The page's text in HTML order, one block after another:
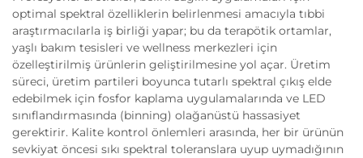
optimal spektral özelliklerin belirlenmesi amacıyla tıbbi
araştırmacılarla iş birliği yapar; bu da terapötik ortamlar,
yaşlı bakım tesisleri ve wellness merkezleri için
özelleştirilmiş ürünlerin geliştirilmesine yol açar. Üretim
süreci, üretim partileri boyunca tutarlı spektral çıkış elde
edebilmek için fosfor kaplama uygulamalarında ve LED
sınıflandırmasında (binning) olağanüstü hassasiyet
gerektirir. Kalite kontrol önlemleri arasında, her bir ürünün
sevkiyat öncesi sıkı spektral toleranslara uyup uymadığının